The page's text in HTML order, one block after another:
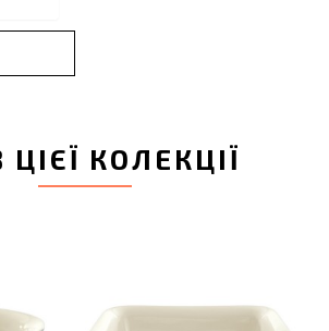
КОЛЕКЦІЇ